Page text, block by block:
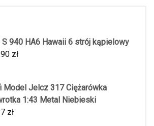
940 HA6 Hawaii 6 strój kąpielowy
zł
Model Jelcz 317 Ciężarówka
1:43 Metal Niebieski
zł